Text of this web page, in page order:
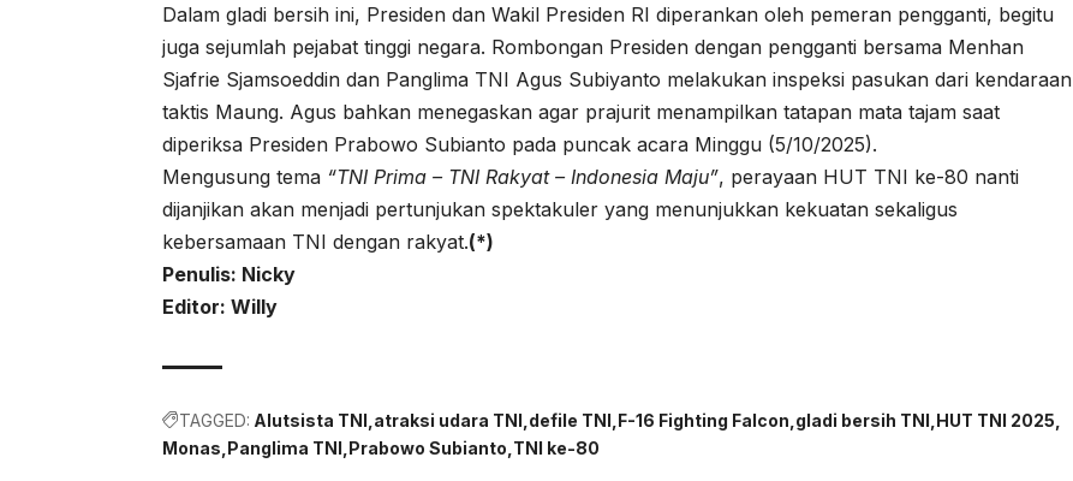
Dalam gladi bersih ini, Presiden dan Wakil Presiden RI diperankan oleh pemeran pengganti, begitu
juga sejumlah pejabat tinggi negara. Rombongan Presiden dengan pengganti bersama Menhan
Sjafrie Sjamsoeddin dan Panglima TNI Agus Subiyanto melakukan inspeksi pasukan dari kendaraan
taktis Maung. Agus bahkan menegaskan agar prajurit menampilkan tatapan mata tajam saat
diperiksa Presiden Prabowo Subianto pada puncak acara Minggu (5/10/2025).
Mengusung tema “TNI Prima – TNI Rakyat – Indonesia Maju”, perayaan HUT TNI ke-80 nanti
dijanjikan akan menjadi pertunjukan spektakuler yang menunjukkan kekuatan sekaligus
kebersamaan TNI dengan rakyat.(*)
Penulis: Nicky
Editor: Willy
TAGGED: Alutsista TNI atraksi udara TNI defile TNI F-16 Fighting Falcon gladi bersih TNI HUT TNI 2025
Monas Panglima TNI Prabowo Subianto TNI ke-80